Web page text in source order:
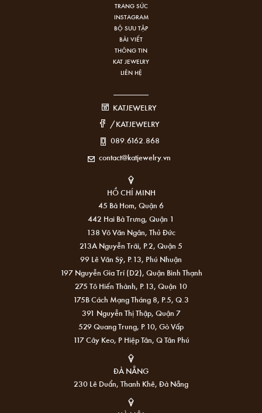
TRANG SỨC
INSTAGRAM
BỘ SƯU TẬP
BÀI VIẾT
THÔNG TIN
KAT JEWELRY
LIÊN HỆ
KATJEWELRY
/KATJEWELRY
089.6162.868
contact@katjewelry.vn
HỒ CHÍ MINH
45 Bà Hom, Quận 6
442 Hai Bà Trưng, Quận 1
138 Võ Văn Ngân, Thủ Đức
213A Nguyễn Trãi, P.2, Quận 5
99 Lê Văn Sỹ, P.13, Phú Nhuận
197 Nguyễn Gia Trí (D2), Quận Bình Thạnh
275 Tô Hiến Thành, P.13, Quận 10
175B Cách Mạng Tháng 8, P.5, Q.3
391 Nguyễn Thị Thập, Quận 7
529 Quang Trung, P.10, Gò Vấp
117 Cây Keo, P Hiệp Tân, Q Tân Phú
ĐÀ NẴNG
230 Lê Duẩn, Thanh Khê, Đà Nẵng